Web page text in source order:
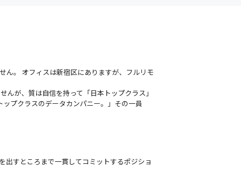
ん。 オフィスは新宿区にありますが、フルリモ
が、質は⾃信を持って「⽇本トップクラス」
プクラスのデータカンパニー。」その⼀員
出すところまで一貫してコミットするポジショ